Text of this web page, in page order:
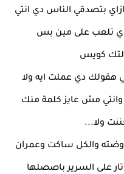
بتصدقي الناس دي انتي
تلعب على مين بس
كويس
هقولك دي عملت ايه ولا
وانتي مش عايز كلمة منك
ولا...
والكل ساكت وعمران
على السرير باصصلها